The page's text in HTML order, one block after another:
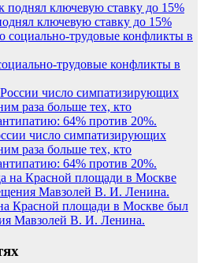
ключевую ставку до 15%
трудовые конфликты в
число симпатизирующих
раза больше тех, кто
64% против 20%.
на Красной площади в Москве был
Мавзолей В. И. Ленина.